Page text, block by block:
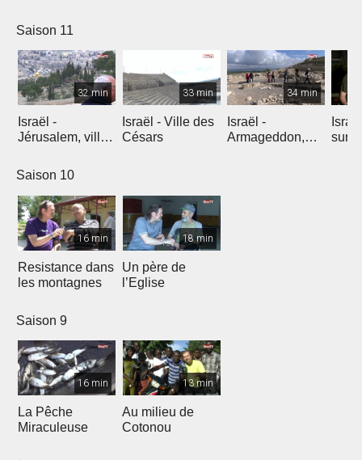
Saison 11
32 min
Israël -
Jérusalem, ville
33 min
Israël - Ville des
Césars
34 min
Israël -
Armageddon,
sur
Saison 10
16 min
Resistance dans
les montagnes
18 min
Un père de
l’Eglise
Saison 9
16 min
La Pêche
Miraculeuse
13 min
Au milieu de
Cotonou